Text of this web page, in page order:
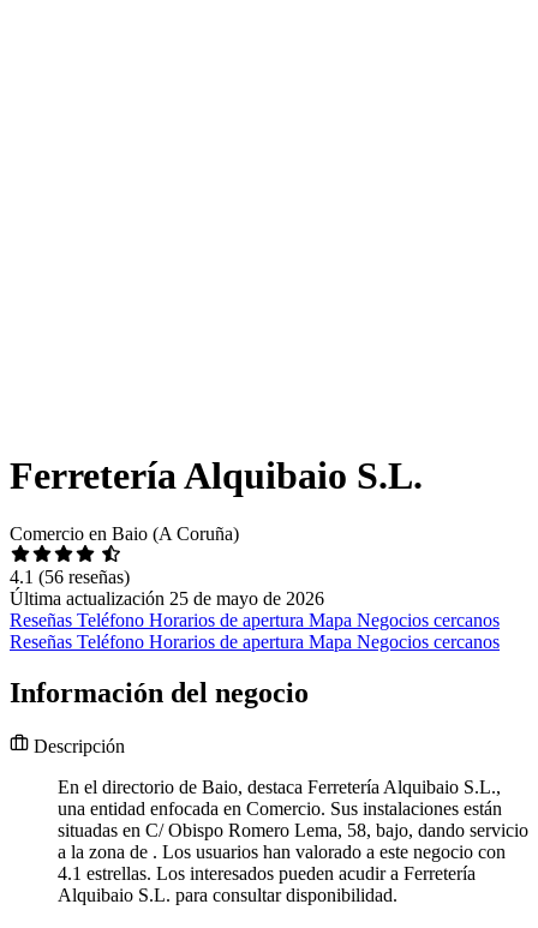
Ferretería Alquibaio S.L.
Comercio en Baio (A Coruña)
4.1 (56 reseñas)
Última actualización 25 de mayo de 2026
Reseñas Teléfono Horarios de apertura Mapa Negocios cercanos
Reseñas Teléfono Horarios de apertura Mapa Negocios cercanos
Información del negocio
Descripción
En el directorio de Baio, destaca Ferretería Alquibaio S.L.,
una entidad enfocada en Comercio. Sus instalaciones están
situadas en C/ Obispo Romero Lema, 58, bajo, dando servicio
a la zona de . Los usuarios han valorado a este negocio con
4.1 estrellas. Los interesados pueden acudir a Ferretería
Alquibaio S.L. para consultar disponibilidad.